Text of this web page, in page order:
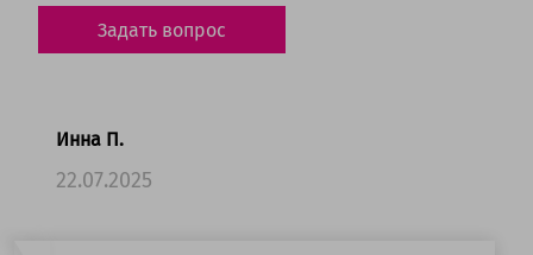
Задать вопрос
Инна П.
22.07.2025